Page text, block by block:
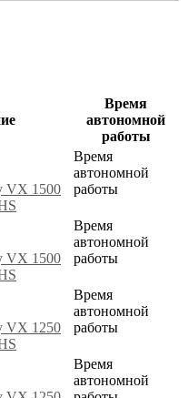
Время
автономной
работы
VX 1500
Время
автономной
работы
VX 1500
Время
автономной
работы
VX 1250
Время
автономной
работы
Время
автономной